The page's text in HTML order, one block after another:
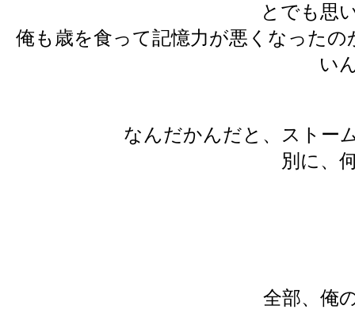
とでも思
俺も歳を食って記憶力が悪くなった
い
なんだかんだと、ストー
別に、
全部、俺